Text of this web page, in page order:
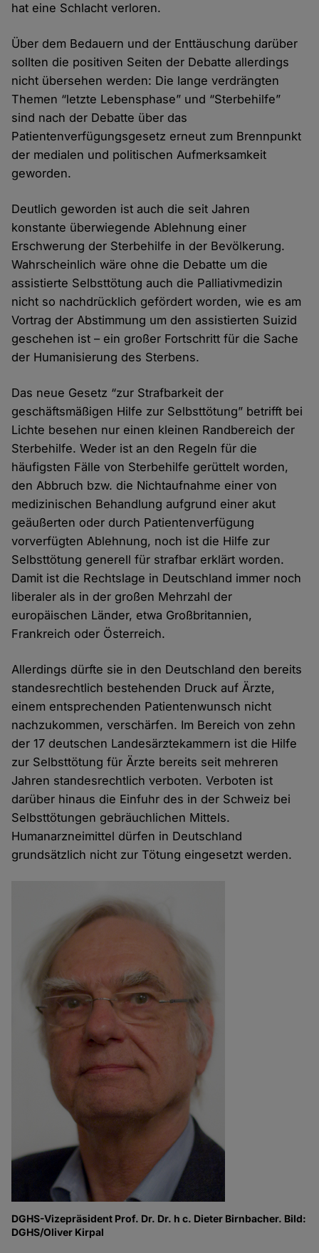
hat eine Schlacht verloren.
Über dem Bedauern und der Enttäuschung darüber
sollten die positiven Seiten der Debatte allerdings
nicht übersehen werden: Die lange verdrängten
Themen “letzte Lebensphase” und “Sterbehilfe”
sind nach der Debatte über das
Patientenverfügungsgesetz erneut zum Brennpunkt
der medialen und politischen Aufmerksamkeit
geworden.
Deutlich geworden ist auch die seit Jahren
konstante überwiegende Ablehnung einer
Erschwerung der Sterbehilfe in der Bevölkerung.
Wahrscheinlich wäre ohne die Debatte um die
assistierte Selbsttötung auch die Palliativmedizin
nicht so nachdrücklich gefördert worden, wie es am
Vortrag der Abstimmung um den assistierten Suizid
geschehen ist – ein großer Fortschritt für die Sache
der Humanisierung des Sterbens.
Das neue Gesetz “zur Strafbarkeit der
geschäftsmäßigen Hilfe zur Selbsttötung” betrifft bei
Lichte besehen nur einen kleinen Randbereich der
Sterbehilfe. Weder ist an den Regeln für die
häufigsten Fälle von Sterbehilfe gerüttelt worden,
den Abbruch bzw. die Nichtaufnahme einer von
medizinischen Behandlung aufgrund einer akut
geäußerten oder durch Patientenverfügung
vorverfügten Ablehnung, noch ist die Hilfe zur
Selbsttötung generell für strafbar erklärt worden.
Damit ist die Rechtslage in Deutschland immer noch
liberaler als in der großen Mehrzahl der
europäischen Länder, etwa Großbritannien,
Frankreich oder Österreich.
Allerdings dürfte sie in den Deutschland den bereits
standesrechtlich bestehenden Druck auf Ärzte,
einem entsprechenden Patientenwunsch nicht
nachzukommen, verschärfen. Im Bereich von zehn
der 17 deutschen Landesärztekammern ist die Hilfe
zur Selbsttötung für Ärzte bereits seit mehreren
Jahren standesrechtlich verboten. Verboten ist
darüber hinaus die Einfuhr des in der Schweiz bei
Selbsttötungen gebräuchlichen Mittels.
Humanarzneimittel dürfen in Deutschland
grundsätzlich nicht zur Tötung eingesetzt werden.
DGHS-Vizepräsident Prof. Dr. Dr. h c. Dieter Birnbacher. Bild:
DGHS/Oliver Kirpal